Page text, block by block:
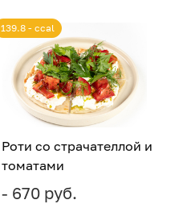
Роти со страчателлой и
томатами
- 670 руб.
139.8 - ccal